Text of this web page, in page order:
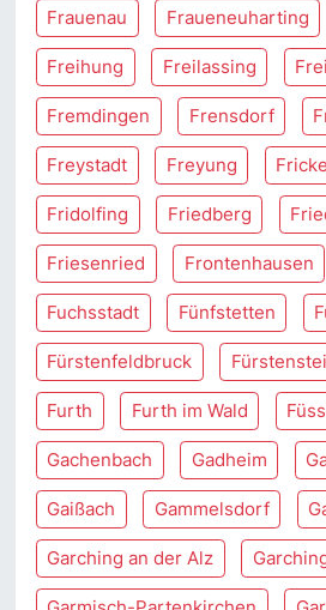
Frauenau Fraueneuharting
Freihung Freilassing
Fremdingen Frensdorf
Freystadt Freyung
Fridolfing Friedberg
Friesenried Frontenhausen
Fuchsstadt Fünfstetten
Fürstenfeldbruck
Furth Furth im Wald
Gachenbach Gadheim
Gaißach Gammelsdorf
Garching an der Alz